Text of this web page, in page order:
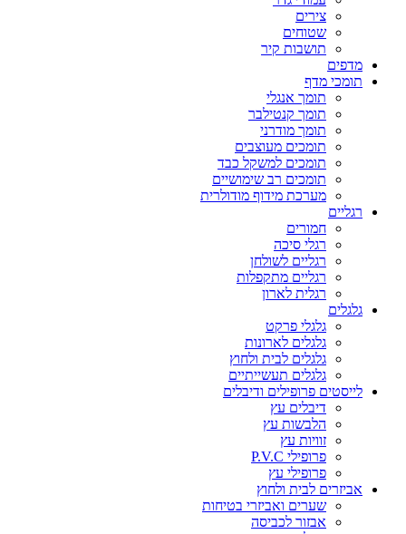
צירים
שטוחים
תושבות קיר
מדפים
תומכי מדף
תומך אנגלי
תומך קנטילבר
תומך מודרני
תומכים מעוצבים
תומכים למשקל כבד
תומכים רב שימושיים
מערכת מידוף מודולרית
רגליים
חמורים
רגלי סיכה
רגליים לשולחן
רגליים מתקפלות
רגלית לארון
גלגלים
גלגלי פרקט
גלגלים לארונות
גלגלים לבית ולחוץ
גלגלים תעשייתיים
לייסטים פרופילים ודיבלים
דיבלים עץ
הלבשות עץ
זוויות עץ
פרופילי P.V.C
פרופילי עץ
אביזרים לבית ולחוץ
שערים ואביזרי בטיחות
אבזור לכביסה